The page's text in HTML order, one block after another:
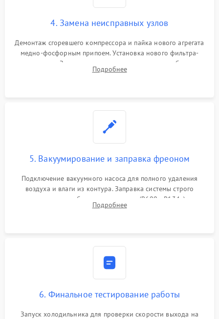
4. Замена неисправных узлов
Демонтаж сгоревшего компрессора и пайка нового агрегата
медно-фосфорным припоем. Установка нового фильтра-
осушителя. Замена изношенных вентиляторов обдува,
сломанных заслонок или поврежденных дверных петель.
Подробнее
5. Вакуумирование и заправка фреоном
Подключение вакуумного насоса для полного удаления
воздуха и влаги из контура. Заправка системы строго
дозированным объемом хладагента (R600a, R134a) по
электронным весам. Контроль рабочего давления в системе.
Подробнее
6. Финальное тестирование работы
Запуск холодильника для проверки скорости выхода на